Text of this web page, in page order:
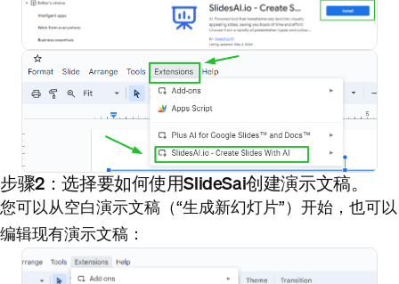
步骤2：选择要如何使用SlideSai创建演示文稿。
您可以从空白演示文稿（“生成新幻灯片”）开始，也可以
编辑现有演示文稿：